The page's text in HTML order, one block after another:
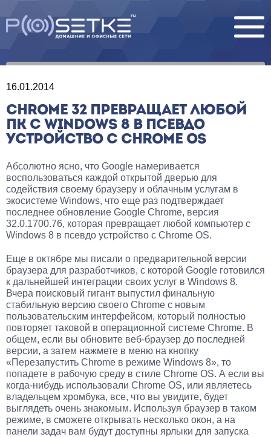
16.01.2014
CHROME 32 ПРЕВРАЩАЕТ ЛЮБОЙ
ПК С WINDOWS 8 В ПСЕВДО
УСТРОЙСТВО С CHROME OS
Абсолютно ясно, что Google намеривается
воспользоваться каждой открытой дверью для
содействия своему браузеру и облачным услугам в
экосистеме Windows, что еще раз подтверждает
последнее обновление Google Chrome, версия
32.0.1700.76, которая превращает любой компьютер с
Windows 8 в псевдо устройство с Chrome OS.
Еще в октябре мы писали о предварительной версии
браузера для разработчиков, с которой Google готовился
к дальнейшей интеграции своих услуг в Windows 8.
Вчера поисковый гигант выпустил финальную
стабильную версию своего Chrome с новым
пользовательским интерфейсом, который полностью
повторяет таковой в операционной системе Chrome. В
общем, если вы обновите веб-браузер до последней
версии, а затем нажмете в меню на кнопку
«Перезапустить Chrome в режиме Windows 8», то
попадете в рабочую среду в стиле Chrome OS. А если вы
когда-нибудь использовали Chrome OS, или являетесь
владельцем хромбука, все, что вы увидите, будет
выглядеть очень знакомым. Используя браузер в таком
режиме, в сможете открывать несколько окон, а на
панели задач вам будут доступны ярлыки для запуска